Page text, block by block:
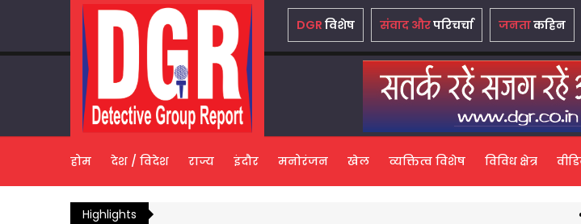
DGRविशेष संवाद औरपरिचर्चा जनताकहिन
होम देश / विदेश राज्य इंदौर मनोरंजन खेल व्यक्तित्व विशेष विविध क्षेत्र
Highlights मुझे